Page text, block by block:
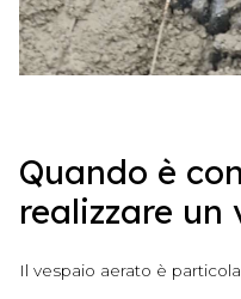
Quando è
realizzare un
Il vespaio aerato è